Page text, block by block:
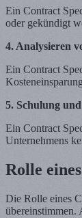
Ein Contract
oder gekündigt
4. Analysieren
Ein Contract
5. Schulung
Ein Contract
Unternehmens
Rolle
Die Rolle eines
übereinstimmen.